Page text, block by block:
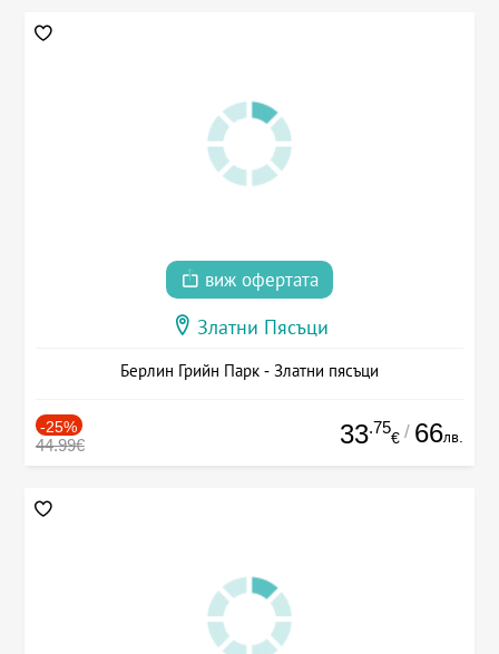
виж офертата
Златни Пясъци
Берлин Грийн Парк - Златни пясъци
-25%
44.99€ 33.75
€ / 66лв.